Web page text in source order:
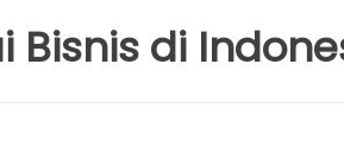
Bisnis di